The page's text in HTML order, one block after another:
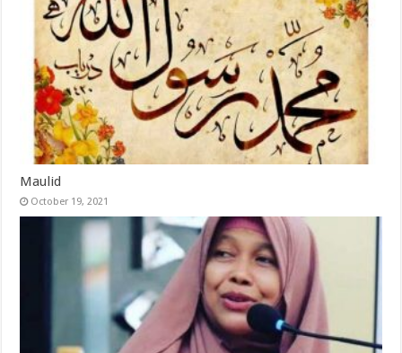
Maulid
October 19, 2021